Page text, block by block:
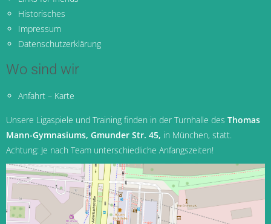
Historisches
Impressum
Datenschutzerklärung
Wo sind wir
Anfahrt – Karte
Unsere Ligaspiele und Training finden in der Turnhalle des Thomas
Mann-Gymnasiums, Gmunder Str. 45, in München, statt.
Achtung: Je nach Team unterschiedliche Anfangszeiten!